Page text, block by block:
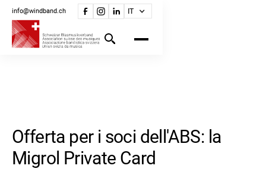
info@windband.ch IT
Offerta per i soci dell'ABS: la
Migrol Private Card